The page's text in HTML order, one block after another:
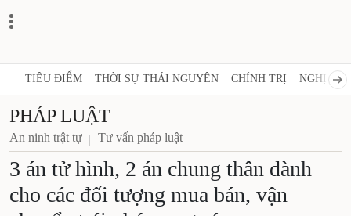
TIÊU ĐIỂM THỜI SỰ THÁI NGUYÊN CHÍNH TRỊ NGHỊ
PHÁP LUẬT
An ninh trật tự Tư vấn pháp luật
3 án tử hình, 2 án chung thân dành
cho các đối tượng mua bán, vận